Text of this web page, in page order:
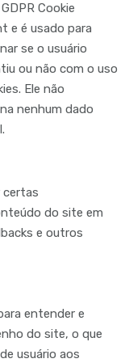
Cookie
e é usado para
se o usuário
ou não com o uso
Ele não
nenhum dado
certas
do site em
e outros
entender e
do site, o que
usuário aos